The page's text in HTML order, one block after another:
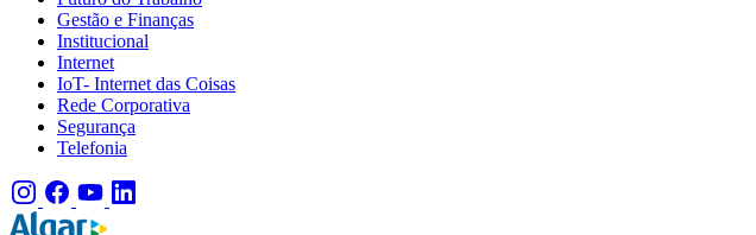
Gestão e Finanças
Institucional
Internet
IoT- Internet das Coisas
Rede Corporativa
Segurança
Telefonia